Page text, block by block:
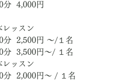
円
ッスン
2,500円 ～/１名
円～/ １名
ッスン
2,000円～ / １名